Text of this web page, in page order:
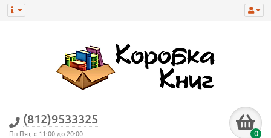
(812)9533325
Пн-Пят, с 11:00 до 20:00 0